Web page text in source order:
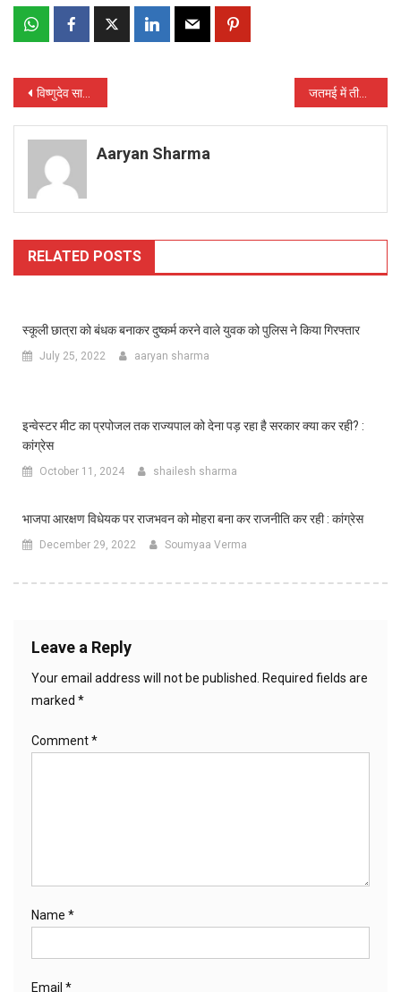
Post
navigation
विष्णुदेव साय तो जनता और भाजपा नेतृत्व दोनो का भरोसा खो चुके है : कांग्रेस जतमई में तीन दोस्तों के साथ नहाने गए किशोर की डूबने से मौत
Aaryan Sharma
RELATED POSTS
स्कूली छात्रा को बंधक बनाकर दुष्कर्म करने वाले युवक को पुलिस ने किया गिरफ्तार
July 25, 2022 aaryan sharma
इन्वेस्टर मीट का प्रपोजल तक राज्यपाल को देना पड़ रहा है सरकार क्या कर रही? :
कांग्रेस
October 11, 2024 shailesh sharma
भाजपा आरक्षण विधेयक पर राजभवन को मोहरा बना कर राजनीति कर रही : कांग्रेस
December 29, 2022 Soumyaa Verma
Leave a Reply
Your email address will not be published.
Required fields are
marked *
Comment*
Name *
Email *